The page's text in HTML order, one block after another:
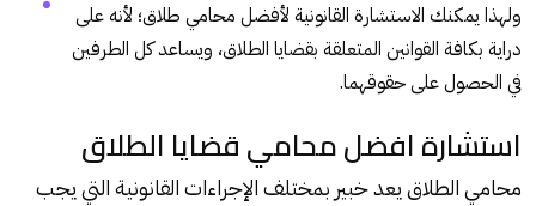
ولهذا يمكنك الاستشارة القانونية لأفضل محامي طلاق؛ لأنه على
دراية بكافة القوانين المتعلقة بقضايا الطلاق، ويساعد كل الطرفين
في الحصول على حقوقهما.
استشارة افضل محامي قضايا الطلاق
محامي الطلاق يعد خبير بمختلف الإجراءات القانونية التي يجب